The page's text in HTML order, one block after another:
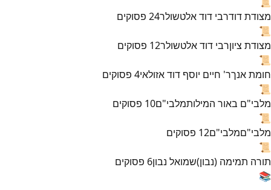
מצודת דודרבי דוד אלטשולר24 פסוקים
📜
מצודת ציוןרבי דוד אלטשולר12 פסוקים
📜
חומת אנךר' חיים יוסף דוד אזולאי4 פסוקים
📜
מלבי"ם באור המילותמלבי"ם10 פסוקים
📜
מלבי"םמלבי"ם12 פסוקים
📜
תורה תמימה (נבון)שמואל נבון6 פסוקים
📚